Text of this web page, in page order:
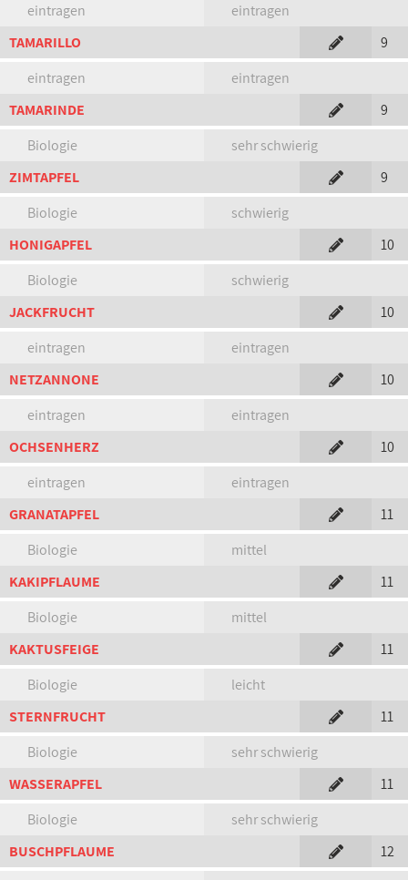
eintragen
eintragen
TAMARILLO
9
eintragen
eintragen
TAMARINDE
9
Biologie
sehr schwierig
ZIMTAPFEL
9
Biologie
schwierig
HONIGAPFEL
10
Biologie
schwierig
JACKFRUCHT
10
eintragen
eintragen
NETZANNONE
10
eintragen
eintragen
OCHSENHERZ
10
eintragen
eintragen
GRANATAPFEL
11
Biologie
mittel
KAKIPFLAUME
11
Biologie
mittel
KAKTUSFEIGE
11
Biologie
leicht
STERNFRUCHT
11
Biologie
sehr schwierig
WASSERAPFEL
11
Biologie
sehr schwierig
BUSCHPFLAUME
12